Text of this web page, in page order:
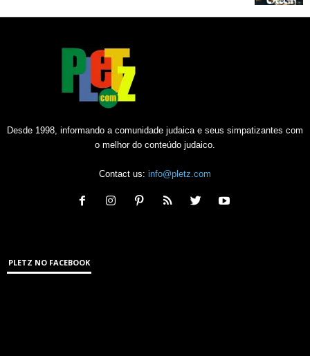
Desde 1998, informando a comunidade judaica e seus simpatizantes com
o melhor do conteúdo judaico.
Contact us: info@pletz.com
PLETZ NO FACEBOOK